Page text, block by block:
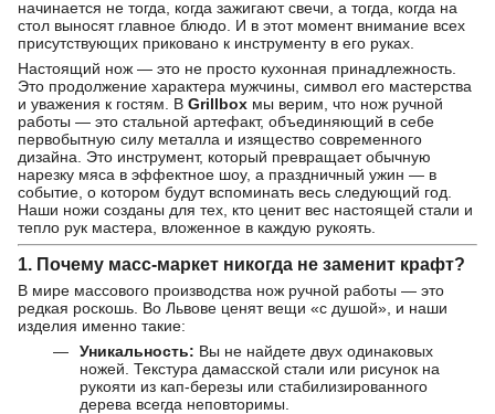
начинается не тогда, когда зажигают свечи, а тогда, когда на
стол выносят главное блюдо. И в этот момент внимание всех
присутствующих приковано к инструменту в его руках.
Настоящий нож — это не просто кухонная принадлежность.
Это продолжение характера мужчины, символ его мастерства
и уважения к гостям. В Grillbox мы верим, что нож ручной
работы — это стальной артефакт, объединяющий в себе
первобытную силу металла и изящество современного
дизайна. Это инструмент, который превращает обычную
нарезку мяса в эффектное шоу, а праздничный ужин — в
событие, о котором будут вспоминать весь следующий год.
Наши ножи созданы для тех, кто ценит вес настоящей стали и
тепло рук мастера, вложенное в каждую рукоять.
1. Почему масс-маркет никогда не заменит крафт?
В мире массового производства нож ручной работы — это
редкая роскошь. Во Львове ценят вещи «с душой», и наши
изделия именно такие:
Уникальность: Вы не найдете двух одинаковых
ножей. Текстура дамасской стали или рисунок на
рукояти из кап-березы или стабилизированного
дерева всегда неповторимы.